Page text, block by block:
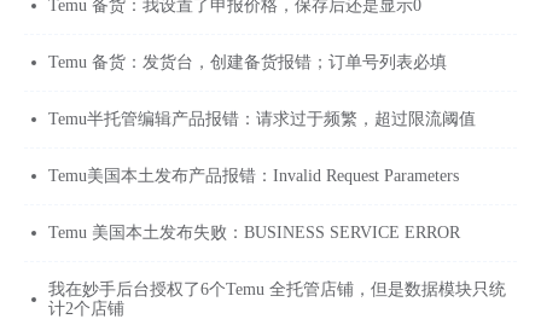
Temu 备货：我设置了申报价格，保存后还是显示0
Temu 备货：发货台，创建备货报错；订单号列表必填
Temu半托管编辑产品报错：请求过于频繁，超过限流阈值
Temu美国本土发布产品报错：Invalid Request Parameters
Temu 美国本土发布失败：BUSINESS SERVICE ERROR
我在妙手后台授权了6个Temu 全托管店铺，但是数据模块只统
计2个店铺